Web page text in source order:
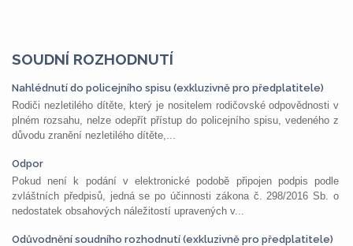
SOUDNÍ ROZHODNUTÍ
Nahlédnutí do policejního spisu (exkluzivně pro předplatitele)
Rodiči nezletilého dítěte, který je nositelem rodičovské odpovědnosti v
plném rozsahu, nelze odepřít přístup do policejního spisu, vedeného z
důvodu zranění nezletilého dítěte,...
Odpor
Pokud není k podání v elektronické podobě připojen podpis podle
zvláštních předpisů, jedná se po účinnosti zákona č. 298/2016 Sb. o
nedostatek obsahových náležitostí upravených v...
Odůvodnění soudního rozhodnutí (exkluzivně pro předplatitele)